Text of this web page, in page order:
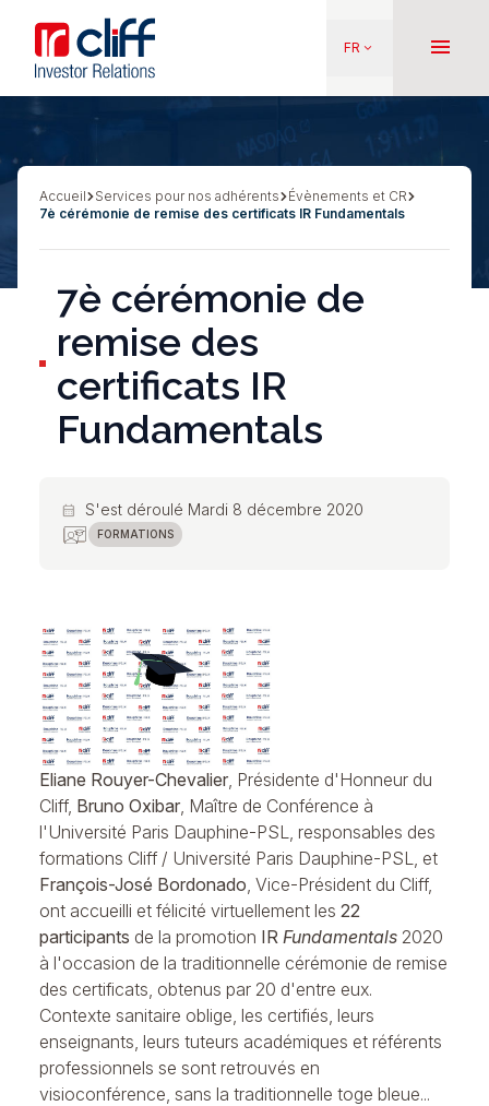
contenu
principal
Aller directement au contenu
FR keyboard_arrow_down menu
Fil
Accueil Services pour nos adhérents
Évènements et CR
7è cérémonie de remise des certificats IR Fundamentals
7è cérémonie de
remise des
certificats IR
Fundamentals
calendar_month S'est déroulé Mardi 8 décembre 2020
FORMATIONS
Eliane Rouyer-Chevalier , Présidente d'Honneur du
Cliff, Bruno Oxibar , Maître de Conférence à
l'Université Paris Dauphine-PSL, responsables des
formations Cliff / Université Paris Dauphine-PSL, et
François-José Bordonado , Vice-Président du Cliff,
ont accueilli et félicité virtuellement les 22
participants de la promotion IR Fundamentals 2020
à l'occasion de la traditionnelle cérémonie de remise
des certificats, obtenus par 20 d'entre eux.
Contexte sanitaire oblige, les certifiés, leurs
enseignants, leurs tuteurs académiques et référents
professionnels se sont retrouvés en
visioconférence, sans la traditionnelle toge bleue...